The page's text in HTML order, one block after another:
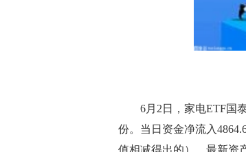
6月2日，家电ETF国
份。当日资金净流入
值相减得出的），最新资